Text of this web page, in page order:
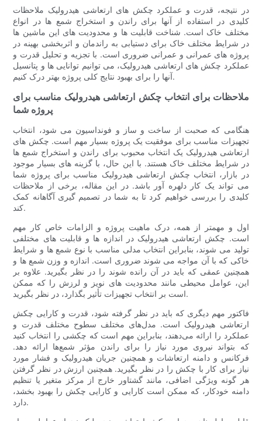
در نتیجه، قدرت و عملکرد چکش های ارتعاشی هیدرولیک ملاحظات
کلیدی در استفاده از آنها برای راندن و استخراج شمع ها در انواع
مختلف خاک است. شناخت قابلیت ها و محدودیت های این ماشین ها
در شرایط مختلف خاک برای دستیابی به راندمان و اثربخشی بهینه در
پروژه های عمرانی و عمرانی ضروری است. با تجزیه و تحلیل قدرت و
عملکرد چکش های ارتعاشی هیدرولیک، می توانیم توانایی ها و پتانسیل
آنها را برای بهبود نتایج کلی پروژه بهتر درک کنیم.
ملاحظات برای انتخاب چکش ارتعاشی هیدرولیک مناسب برای
پروژه شما
هنگامی که صحبت از ساخت و ساز و فونداسیون می شود، انتخاب
تجهیزات مناسب برای موفقیت یک پروژه بسیار مهم است. چکش های
ارتعاشی هیدرولیک یک انتخاب محبوب برای راندن و استخراج شمع ها
در شرایط مختلف خاک هستند. با این حال، با گزینه های بسیار موجود
در بازار، انتخاب چکش ارتعاشی هیدرولیک مناسب برای پروژه شما
می تواند یک کار دلهره آور باشد. در این مقاله، برخی از ملاحظات
کلیدی را بررسی خواهیم کرد تا به شما در تصمیم گیری آگاهانه کمک
کند.
اول و مهمتر از همه، درک ماهیت پروژه و الزامات خاص کار مهم
است. چکش ارتعاشی هیدرولیک در اندازه ها و قابلیت های مختلفی
تولید می شوند، بنابراین انتخاب مدلی مناسب با نوع شمع ها و شرایط
خاکی که با آن مواجه می شوند ضروری است. اندازه و وزن شمع ها و
همچنین عمقی که باید در آن رانده شوند را در نظر بگیرید. علاوه بر
این، عوامل محیطی مانند محدودیت های نویز و لرزش را که ممکن
است بر انتخاب تجهیزات تأثیر بگذارد، در نظر بگیرید.
فاکتور مهم دیگری که باید در نظر گرفته شود، قدرت و کارایی چکش
ارتعاشی هیدرولیک است. مدل‌های مختلف سطوح مختلف قدرت و
عملکرد را ارائه می‌دهند، بنابراین مهم است که چکشی را انتخاب کنید
که بتواند نیروی مورد نیاز را برای راندن مؤثر شمع‌ها ارائه دهد.
فرکانس و دامنه ارتعاشات و همچنین جریان هیدرولیک و فشار مورد
نیاز برای کار با چکش را در نظر بگیرید. همچنین ارزش در نظر گرفتن
هر گونه ویژگی اضافی، مانند گشتاور خارج از مرکز متغیر یا تنظیم
دامنه خودکار، که ممکن است کارایی و کارایی چکش را بهبود بخشد،
دارد.